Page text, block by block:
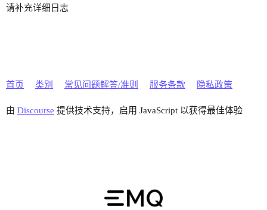
请补充详细日志
首页 类别 常见问题解答/准则 服务条款 隐私政策
由 Discourse 提供技术支持，启用 JavaScript 以获得最佳体验